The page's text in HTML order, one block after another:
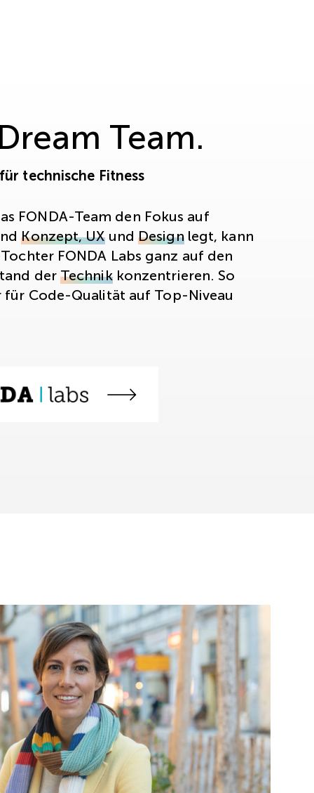
Team.
technische Fitness
FONDA-Team den Fokus auf
Konzept, UXundDesignlegt, kann
FONDA Labs ganz auf den
der Technikkonzentrieren. So
für Code-Qualität auf Top-Niveau